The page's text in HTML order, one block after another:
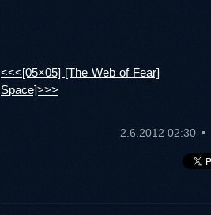
<<<[05×05] [The Web of Fear]
Space]>>>
2.6.2012 02:30